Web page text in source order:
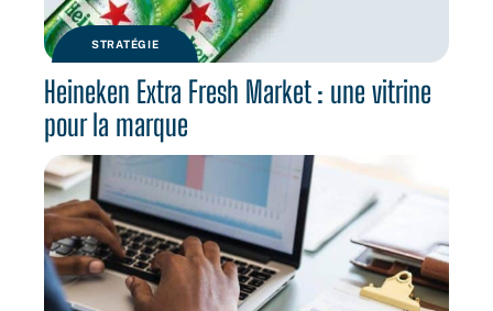
STRATÉGIE
Heineken Extra Fresh Market : une vitrine
pour la marque